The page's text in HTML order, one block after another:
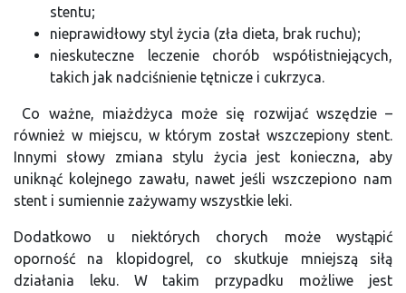
stentu;
nieprawidłowy styl życia (zła dieta, brak ruchu);
nieskuteczne leczenie chorób współistniejących,
takich jak nadciśnienie tętnicze i cukrzyca.
Co ważne, miażdżyca może się rozwijać wszędzie –
również w miejscu, w którym został wszczepiony stent.
Innymi słowy zmiana stylu życia jest konieczna, aby
uniknąć kolejnego zawału, nawet jeśli wszczepiono nam
stent i sumiennie zażywamy wszystkie leki.
Dodatkowo u niektórych chorych może wystąpić
oporność na klopidogrel, co skutkuje mniejszą siłą
działania leku. W takim przypadku możliwe jest